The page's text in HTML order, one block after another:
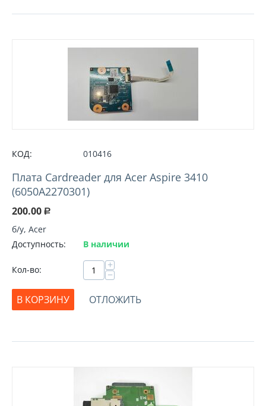
КОД: 010416
Плата Cardreader для Acer Aspire 3410
(6050A2270301)
200.00 Р
б/у, Acer
Доступность:
В наличии
Кол-во: +
−
В КОРЗИНУ
ОТЛОЖИТЬ